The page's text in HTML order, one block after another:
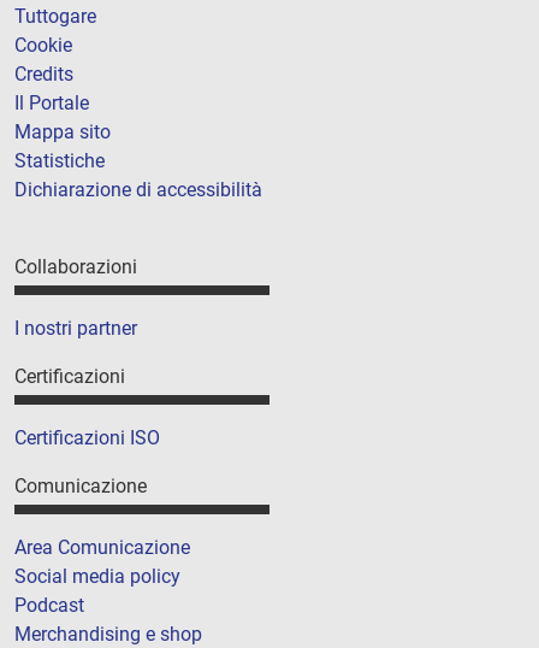
Tuttogare
Cookie
Credits
Il Portale
Mappa sito
Statistiche
Dichiarazione di accessibilità
Collaborazioni
I nostri partner
Certificazioni
Certificazioni ISO
Comunicazione
Area Comunicazione
Social media policy
Podcast
Merchandising e shop